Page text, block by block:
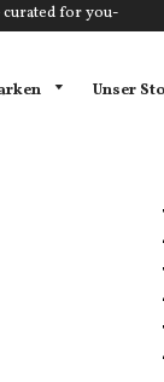
curated for you-
Unser